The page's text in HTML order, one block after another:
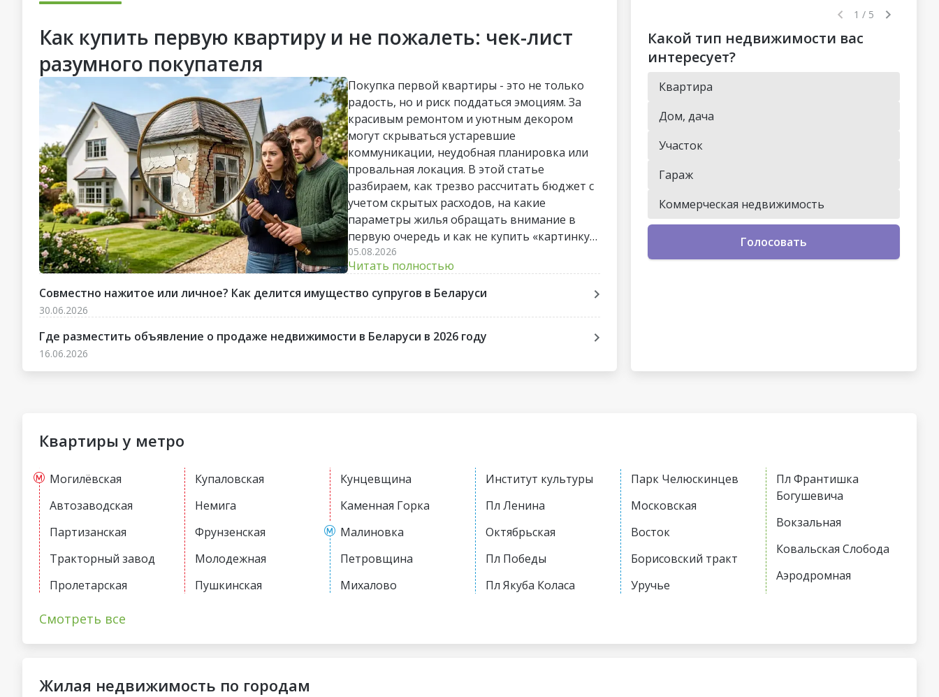
Как купить первую квартиру и не пожалеть: чек-лист
разумного покупателя
Покупка первой квартиры - это не только
радость, но и риск поддаться эмоциям. За
красивым ремонтом и уютным декором
могут скрываться устаревшие
коммуникации, неудобная планировка или
провальная локация. В этой статье
разбираем, как трезво рассчитать бюджет с
учетом скрытых расходов, на какие
параметры жилья обращать внимание в
первую очередь и как не купить «картинку»,
непригодную для жизни. Пошаговый чек-
лист поможет пройти весь путь до сделки
без лишних стрессов и разочарований.
05.08.2026
Читать полностью
Совместно нажитое или личное? Как делится имущество супругов в Беларуси
30.06.2026
Где разместить объявление о продаже недвижимости в Беларуси в 2026 году
16.06.2026
1 / 5
Какой тип недвижимости вас
интересует?
Квартира
Дом, дача
Участок
Гараж
Коммерческая недвижимость
Голосовать
Квартиры у метро
Могилёвская
Автозаводская
Партизанская
Тракторный завод
Пролетарская
Купаловская
Немига
Фрунзенская
Молодежная
Пушкинская
Кунцевщина
Каменная Горка
Малиновка
Петровщина
Михалово
Институт культуры
Пл Ленина
Октябрьская
Пл Победы
Пл Якуба Коласа
Парк Челюскинцев
Московская
Восток
Борисовский тракт
Уручье
Пл Франтишка
Богушевича
Вокзальная
Ковальская Слобода
Аэродромная
Смотреть все
Жилая недвижимость по городам